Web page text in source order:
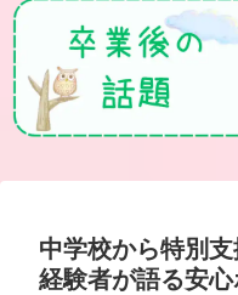
中学校から特別
経験者が語る安心